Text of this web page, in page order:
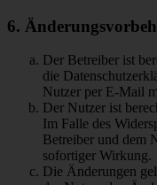
6.
Der Betreiber ist
die
Nutzer per E-Mail
Der Nutzer ist
Im Falle des
Betreiber und dem
sofortiger Wirkung.
Die Änderungen